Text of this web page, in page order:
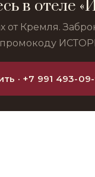
в отеле
от Кремля.
промокоду
· +7 991 493-